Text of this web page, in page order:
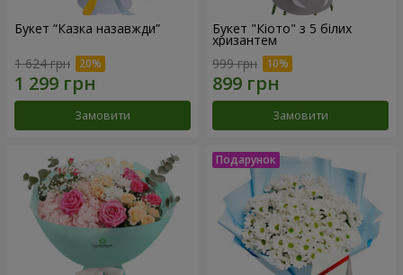
Букет “Казка назавжди”
1 624 грн
Замовити
Букет "Кіото" з 5 білих
хризантем
999 грн
Замовити